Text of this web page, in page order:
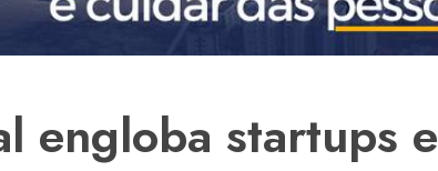
engloba startups e